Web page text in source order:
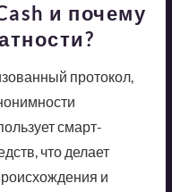
и почему
протокол,
смарт-
что делает
и